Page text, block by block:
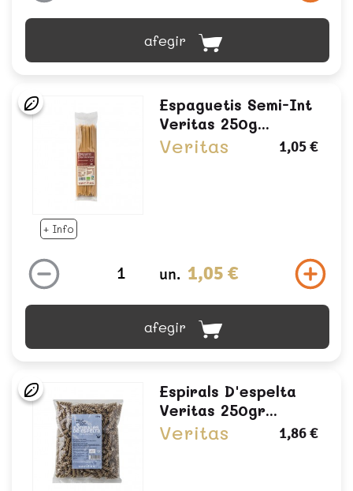
afegir
+ Info
Espaguetis Semi-Int
Veritas 250g...
Veritas 1,05 €
un. 1,05 €
afegir
Espirals D'espelta
Veritas 250gr...
Veritas 1,86 €